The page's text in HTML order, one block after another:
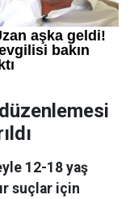
12-18 yaş
suçlar için